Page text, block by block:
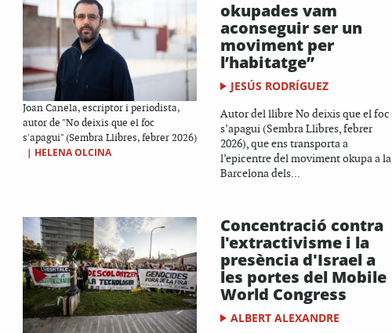
Joan Canela, escriptor i periodista,
autor de "No deixis que el foc
s'apagui" (Sembra Llibres, febrer 2026)
| HELENA OLCINA
okupades vam
aconseguir ser un
moviment per
l’habitatge”
JESÚS RODRÍGUEZ
Autor del llibre No deixis que el foc
s’apagui (Sembra Llibres, febrer
2026), que ens transporta a
l’epicentre del moviment okupa a la
Barcelona dels...
Concentració contra
l'extractivisme i la
presència d'Israel a
les portes del Mobile
World Congress
ALBERT ALEXANDRE